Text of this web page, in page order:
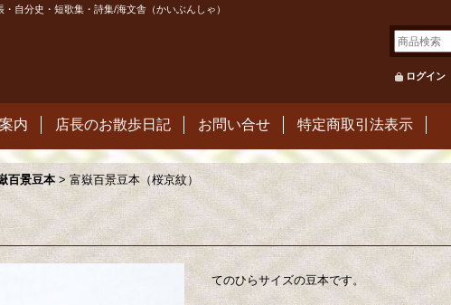
自分史・短歌集・詩集/海文舎（かいぶんしゃ）
ログイン
内 店長のお散歩日記 お問い合せ 特定商取引法表示
百景豆本 > 富嶽百景豆本（桜京紋）
てのひらサイズの豆本です。